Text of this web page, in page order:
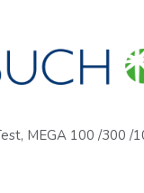
MEGA 100 /300 /